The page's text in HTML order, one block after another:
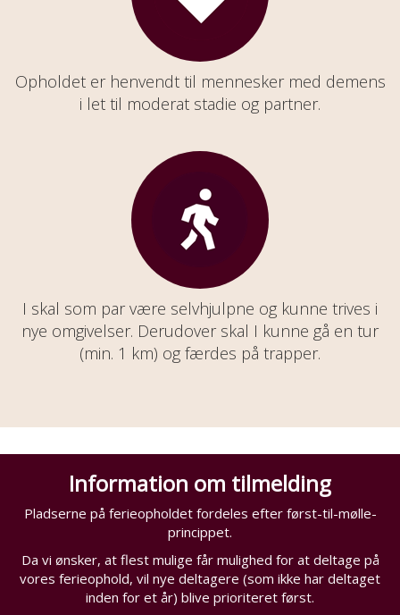
Opholdet er henvendt til mennesker med demens
i let til moderat stadie og partner.
I skal som par være selvhjulpne og kunne trives i
nye omgivelser. Derudover skal I kunne gå en tur
(min. 1 km) og færdes på trapper.
Information om tilmelding
Pladserne på ferieopholdet fordeles efter først-til-mølle-
princippet.
Da vi ønsker, at flest mulige får mulighed for at deltage på
vores ferieophold, vil nye deltagere (som ikke har deltaget
inden for et år) blive prioriteret først.